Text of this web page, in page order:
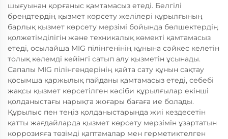
шығуынан қорғаныс қамтамасыз етеді. Белгілі
брендтердің қызмет көрсету желілері құрылғының
барлық қызмет көрсету мерзімі бойында бөлшектердің
қолжетімділігін және техникалық көмекті қамтамасыз
етеді, осылайша MIG пілінгенінің құнына сәйкес келетін
толық көлемді кейінгі сатып алу қызметін ұсынады.
Сапалы MIG пілінгендерінің қайта сату құнын сақтау
қосымша қаржылық пайданы қамтамасыз етеді, себебі
жақсы қызмет көрсетілген кәсіби құрылғылар екінші
қолданыстағы нарықта жоғары бағаға ие болады.
Құрылыс пен теңіз қолданыстарында жиі кездесетін
қатты жағдайларда қызмет көрсету мерзімін ұзартатын
коррозияға төзімді қаптамалар мен герметиктелген